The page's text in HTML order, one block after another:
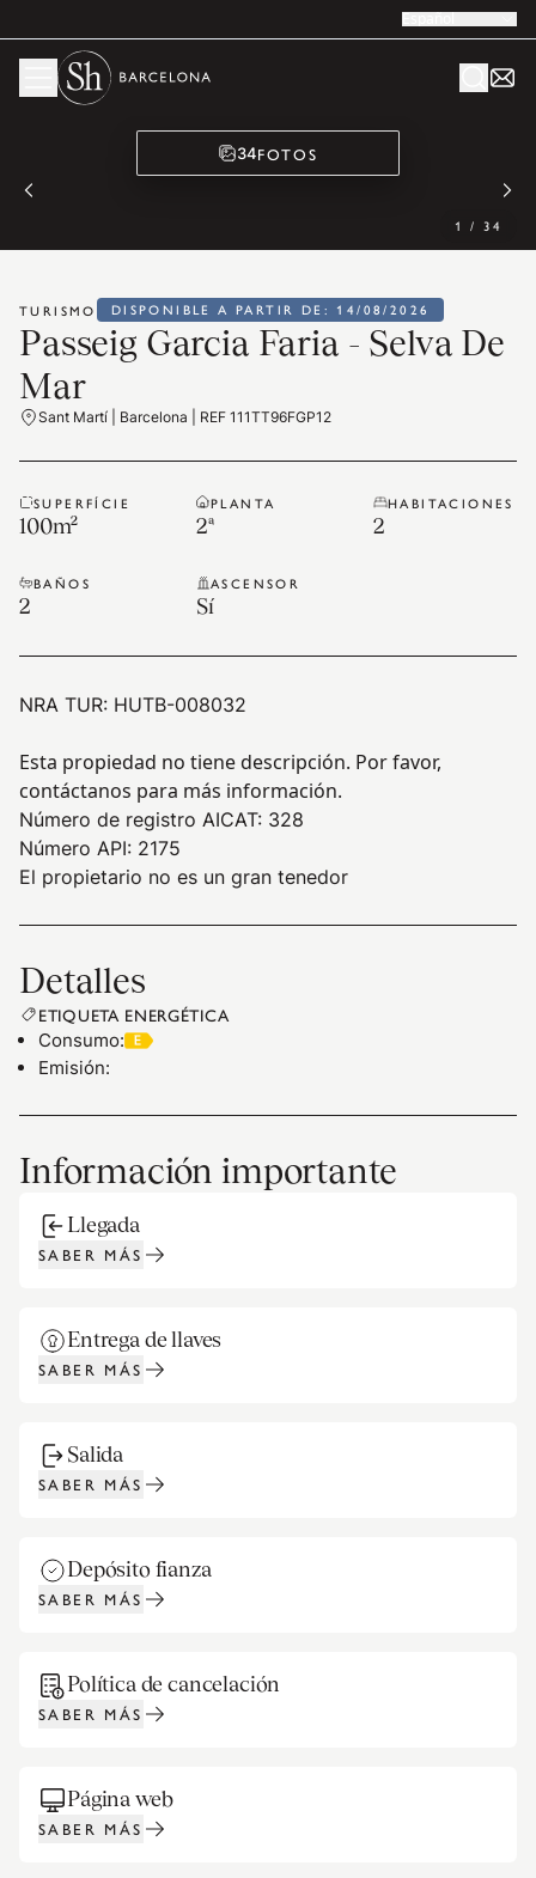
Español
34FOTOS
1 / 34
TURISMO DISPONIBLE A PARTIR DE: 14/08/2026
Passeig Garcia Faria - Selva De
Mar
Sant Martí | Barcelona | REF 111TT96FGP12
SUPERFÍCIE
100m²
PLANTA
2ª
HABITACIONES
2
BAÑOS
2
ASCENSOR
Sí
NRA TUR: HUTB-008032
Esta propiedad no tiene descripción. Por favor,
contáctanos para más información.
Número de registro AICAT: 328
Número API: 2175
El propietario no es un gran tenedor
Detalles
ETIQUETA ENERGÉTICA
Consumo:
Emisión:
Información importante
Llegada
SABER MÁS
Entrega de llaves
SABER MÁS
Salida
SABER MÁS
Depósito fianza
SABER MÁS
Política de cancelación
SABER MÁS
Página web
SABER MÁS